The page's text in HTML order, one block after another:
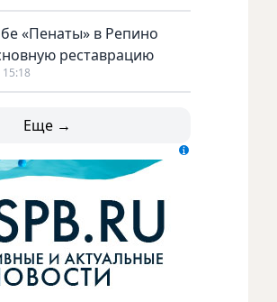
«Пенаты» в Репино
реставрацию
Еще →